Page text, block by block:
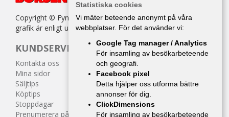
Copyright © Fyndbörsen. All kopiering av texter, bilder eller
grafik är enligt upphovsrättslagen förbjuden.
KUNDSERVICE
Kontakta oss
Mina sidor
Säljtips
Köptips
Stoppdagar
Prenumerera på tidningen
Statistiska cookies
Vi mäter beteende anonymt på våra
webbplatser. För det använder vi:
Google Tag manager / Analytics
För insamling av besökarbeteende
och geografi.
Facebook pixel
Detta hjälper oss utforma bättre
annonser för dig.
ClickDimensions
För insamling av besökarbeteende